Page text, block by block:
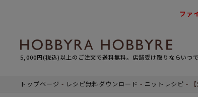
ファ
5,000円(税込)以上のご注文で送料無料。店舗受け取りならいつ
トップページ レシピ無料ダウンロード ニットレシピ